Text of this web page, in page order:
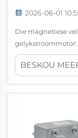
2026-06-01
Die magnetiese
beheerde
omskakeling van
BESKOU